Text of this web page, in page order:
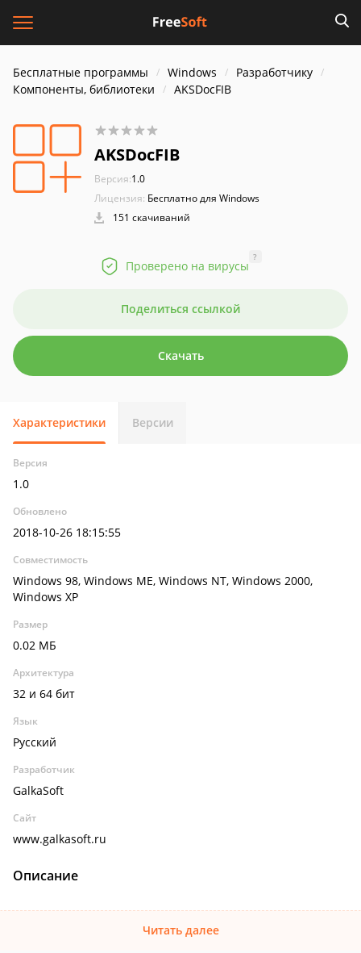
Бесплатные программы Windows
Разработчику
Компоненты, библиотеки
AKSDocFIB
AKSDocFIB
Версия:1.0
Лицензия: Бесплатно для Windows
151 скачиваний
Проверено на вирусы
?
Поделиться ссылкой
Скачать
Характеристики Версии
Версия
1.0
Обновлено
2018-10-26 18:15:55
Совместимость
Windows 98, Windows ME, Windows NT, Windows 2000,
Windows XP
Размер
0.02 МБ
Архитектура
32 и 64 бит
Язык
Русский
Разработчик
GalkaSoft
Сайт
www.galkasoft.ru
Описание
Читать далее